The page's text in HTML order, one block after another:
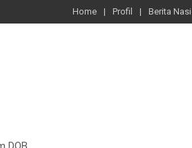
Home Profil Berita